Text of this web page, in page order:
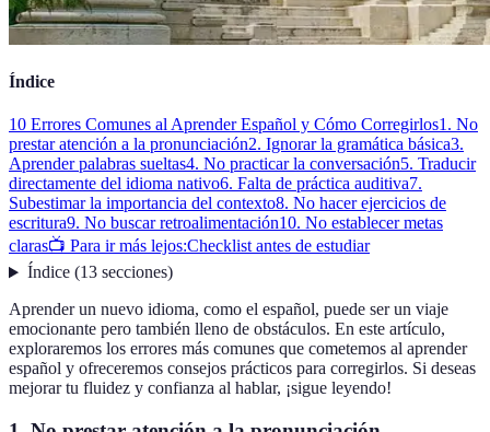
Índice
10 Errores Comunes al Aprender Español y Cómo Corregirlos1. No
prestar atención a la pronunciación2. Ignorar la gramática básica3.
Aprender palabras sueltas4. No practicar la conversación5. Traducir
directamente del idioma nativo6. Falta de práctica auditiva7.
Subestimar la importancia del contexto8. No hacer ejercicios de
escritura9. No buscar retroalimentación10. No establecer metas
claras📺 Para ir más lejos:Checklist antes de estudiar
Índice(13 secciones)
Aprender un nuevo idioma, como el español, puede ser un viaje
emocionante pero también lleno de obstáculos. En este artículo,
exploraremos los errores más comunes que cometemos al aprender
español y ofreceremos consejos prácticos para corregirlos. Si deseas
mejorar tu fluidez y confianza al hablar, ¡sigue leyendo!